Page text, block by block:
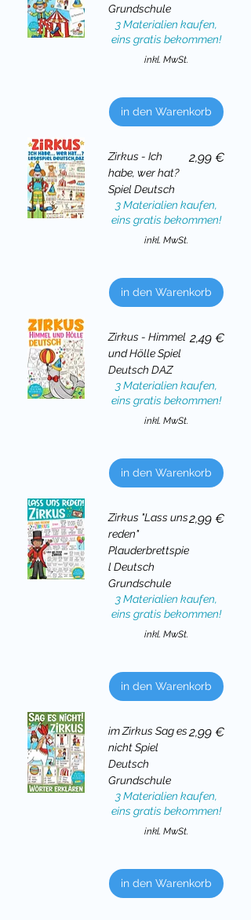
Grundschule
3 Materialien kaufen,
eins gratis bekommen!
inkl. MwSt.
in den Warenkorb
Zirkus - Ich
habe, wer hat?
Spiel Deutsch
Preis
2,99 €
3 Materialien kaufen,
eins gratis bekommen!
inkl. MwSt.
in den Warenkorb
Zirkus - Himmel
und Hölle Spiel
Deutsch DAZ
Preis
2,49 €
3 Materialien kaufen,
eins gratis bekommen!
inkl. MwSt.
in den Warenkorb
Zirkus "Lass uns
reden"
Plauderbrettspie
l Deutsch
Grundschule
Preis
2,99 €
3 Materialien kaufen,
eins gratis bekommen!
inkl. MwSt.
in den Warenkorb
im Zirkus Sag es
nicht Spiel
Deutsch
Grundschule
Preis
2,99 €
3 Materialien kaufen,
eins gratis bekommen!
inkl. MwSt.
in den Warenkorb